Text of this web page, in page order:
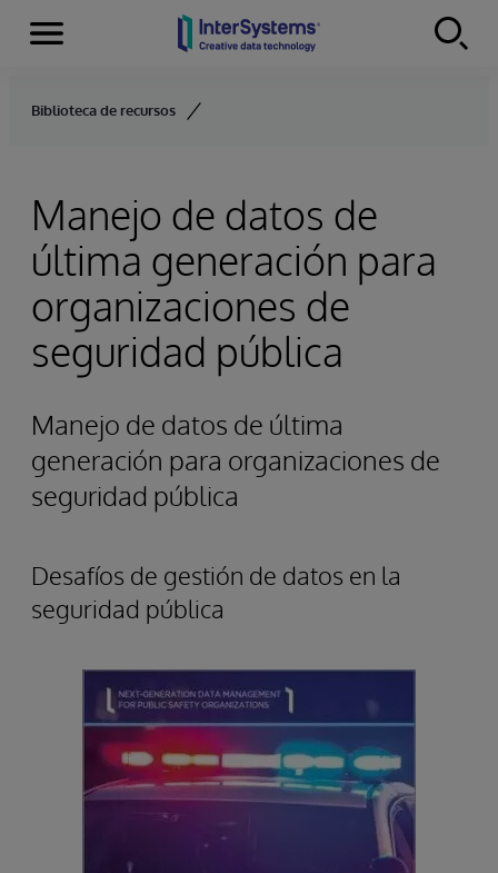
Skip to content
Secciones
Biblioteca de recursos
Manejo de datos de
última generación para
organizaciones de
seguridad pública
Manejo de datos de última
generación para organizaciones de
seguridad pública
Desafíos de gestión de datos en la
seguridad pública